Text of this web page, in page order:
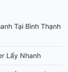
Tại Bình Thạnh
Lấy Nhanh